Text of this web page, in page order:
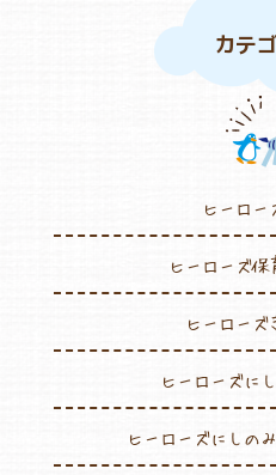
カテ
ヒーロー
ヒーローズ保
ヒーローズ
ヒーローズに
ヒーローズにしの